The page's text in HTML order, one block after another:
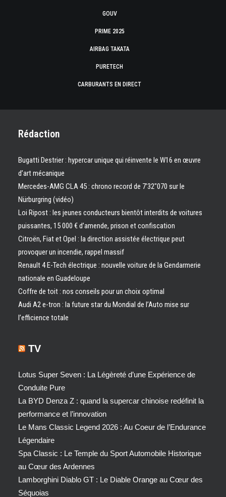
GOUV
PRIME 2025
AIRBAG TAKATA
PURETECH
CARBURANTS EN DIRECT
Rédaction
Bugatti Destrier : hypercar unique qui réinvente le W16 en œuvre
d’art mécanique
Mercedes-AMG CLA 45 : chrono record de 7’32″070 sur le
Nürburgring (vidéo)
Loi Ripost : les jeunes conducteurs bientôt interdits de voitures
puissantes, 15 000 € d’amende, prison et confiscation
Citroën, Fiat et Opel : la direction assistée électrique peut
provoquer un incendie, rappel massif
Renault 4 E-Tech électrique : nouvelle voiture de la Gendarmerie
nationale en Guadeloupe
Coffre de toit : nos conseils pour un choix optimal
Audi A2 e-tron : la future star du Mondial de l’Auto mise sur
l’efficience totale
TV
Lotus Super Seven : La Légèreté d’une Expérience de
Conduite Pure
La BYD Denza Z : quand la supercar chinoise redéfinit la
performance et l’innovation
Le Mans Classic Legend 2026 : Au Coeur de l’Endurance
Légendaire
Spa Classic : Le Temple du Sport Automobile Historique
au Cœur des Ardennes
Lamborghini Diablo GT : Le Diable Orange au Cœur des
Séquoias